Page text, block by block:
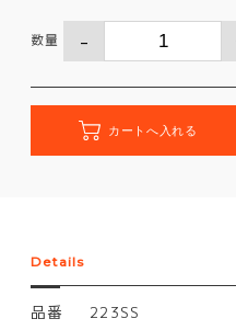
数量
Details
品番 223SS